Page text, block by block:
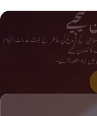
اسلامی کے فروغ کی خاطر بے لوث خدمات انجام
کیجیے
اپنا حصہ ڈالیے۔